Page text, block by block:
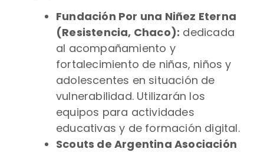
Fundación Por una Niñez Eterna
(Resistencia, Chaco): dedicada
al acompañamiento y
fortalecimiento de niñas, niños y
adolescentes en situación de
vulnerabilidad. Utilizarán los
equipos para actividades
educativas y de formación digital.
Scouts de Argentina Asociación